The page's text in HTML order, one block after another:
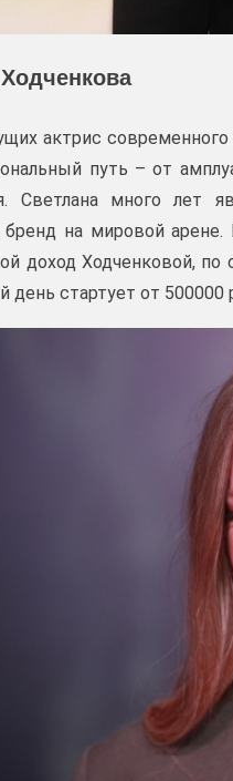
актрис
путь – от
Светлана много лет
бренд на мировой
доход Ходченковой, по
день стартует от 500000